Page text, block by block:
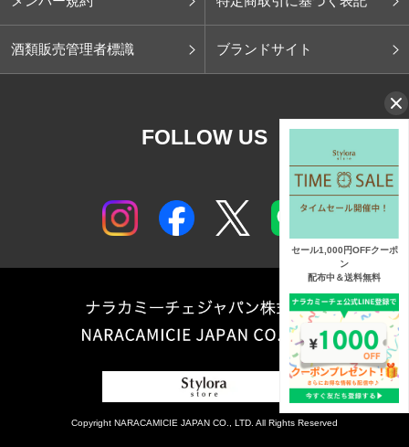
酒類販売管理者標識 ブランドサイト
FOLLOW US
Copyright NARACAMICIE JAPAN CO., LTD. All Rights Reserved
セール1,000円OFFクーポ
ン
配布中＆送料無料